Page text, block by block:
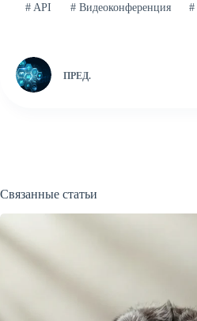
#API #Видеоконференция #
ПРЕД.
Связанные статьи